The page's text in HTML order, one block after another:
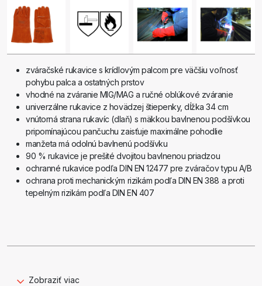
zváračské rukavice s krídlovým palcom pre väčšiu voľnosť
pohybu palca a ostatných prstov
vhodné na zváranie MIG/MAG a ručné oblúkové zváranie
univerzálne rukavice z hovädzej štiepenky, dĺžka 34 cm
vnútorná strana rukavíc (dlaň) s mäkkou bavlnenou podšívkou
pripomínajúcou pančuchu zaisťuje maximálne pohodlie
manžeta má odolnú bavlnenú podšívku
90 % rukavice je prešité dvojitou bavlnenou priadzou
ochranné rukavice podľa DIN EN 12477 pre zváračov typu A/B
ochrana proti mechanickým rizikám podľa DIN EN 388 a proti
tepelným rizikám podľa DIN EN 407
Zobraziť viac